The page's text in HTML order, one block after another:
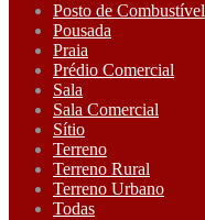
Posto de Combustível
Pousada
Praia
Prédio Comercial
Sala
Sala Comercial
Sítio
Terreno
Terreno Rural
Terreno Urbano
Todas